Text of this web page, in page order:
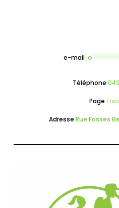
e-mailjo
Téléphone
Page
Adresse Rue Fosses